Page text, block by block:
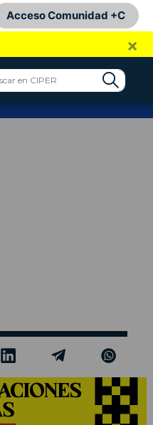
Acceso Comunidad +C
×